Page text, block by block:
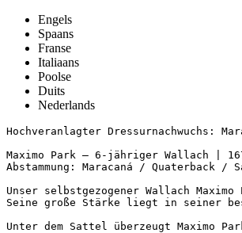
Engels
Spaans
Franse
Italiaans
Poolse
Duits
Nederlands
Hochveranlagter Dressurnachwuchs:
Maximo Park – 6-jähriger Wallach |
Abstammung: Maracaná / Quaterback /
Unser selbstgezogener Wallach
Seine große Stärke liegt in seiner
Unter dem Sattel überzeugt Maximo